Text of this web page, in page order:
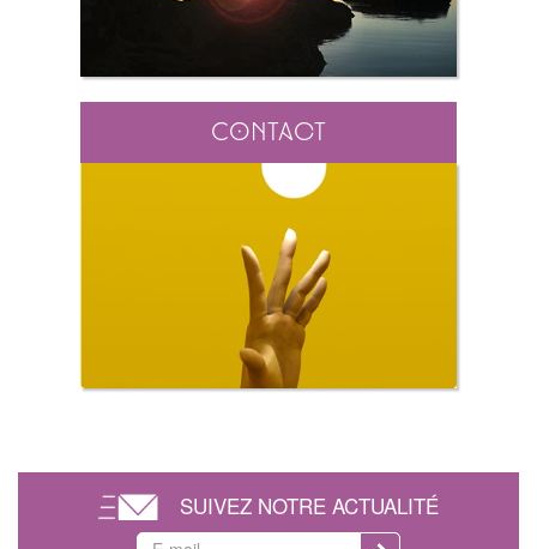
Contact
SUIVEZ NOTRE ACTUALITÉ